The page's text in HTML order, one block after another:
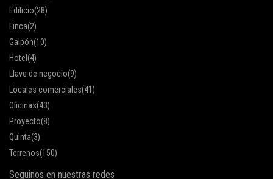
Edificio(28)
Finca(2)
Galpón(10)
Hotel (4)
Llave de negocio(9)
Locales comerciales(41)
Oficinas(43)
Proyecto(8)
Quinta(3)
Terrenos(150)
Seguinos en nuestras redes